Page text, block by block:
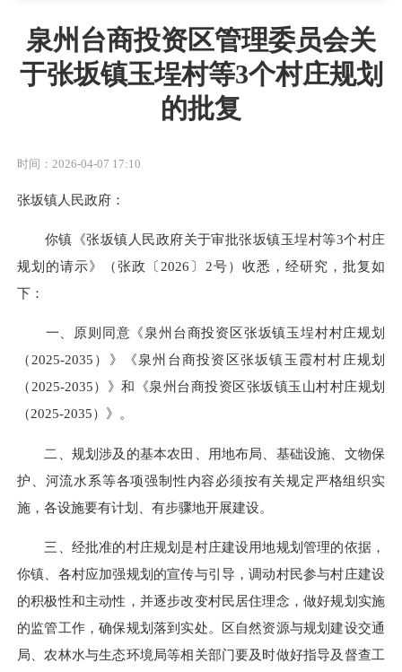
泉州台商投资区管理委员会关
于张坂镇玉埕村等3个村庄规划
的批复
时间：2026-04-07 17:10
张坂镇人民政府：
你镇《张坂镇人民政府关于审批张坂镇玉埕村等3个村庄
规划的请示》（张政〔2026〕2号）收悉，经研究，批复如
下：
一、原则同意《泉州台商投资区张坂镇玉埕村村庄规划
（2025-2035）》《泉州台商投资区张坂镇玉霞村村庄规划
（2025-2035）》和《泉州台商投资区张坂镇玉山村村庄规划
（2025-2035）》。
二、规划涉及的基本农田、用地布局、基础设施、文物保
护、河流水系等各项强制性内容必须按有关规定严格组织实
施，各设施要有计划、有步骤地开展建设。
三、经批准的村庄规划是村庄建设用地规划管理的依据，
你镇、各村应加强规划的宣传与引导，调动村民参与村庄建设
的积极性和主动性，并逐步改变村民居住理念，做好规划实施
的监管工作，确保规划落到实处。区自然资源与规划建设交通
局、农林水与生态环境局等相关部门要及时做好指导及督查工